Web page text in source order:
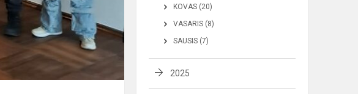
KOVAS (20)
VASARIS (8)
SAUSIS (7)
2025